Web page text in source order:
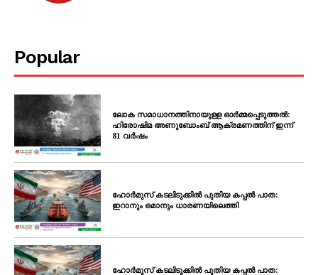
Popular
ലോക സമാധാനത്തിനായുള്ള ഓർമ്മപ്പെടുത്തൽ:
ഹിരോഷിമ അണുബോംബ് ആക്രമണത്തിന് ഇന്ന്
81 വർഷം
ഹോർമുസ് കടലിടുക്കിൽ പുതിയ കപ്പൽ പാത:
ഇറാനും ഒമാനും ധാരണയിലെത്തി
ഹോർമുസ് കടലിടുക്കിൽ പുതിയ കപ്പൽ പാത: